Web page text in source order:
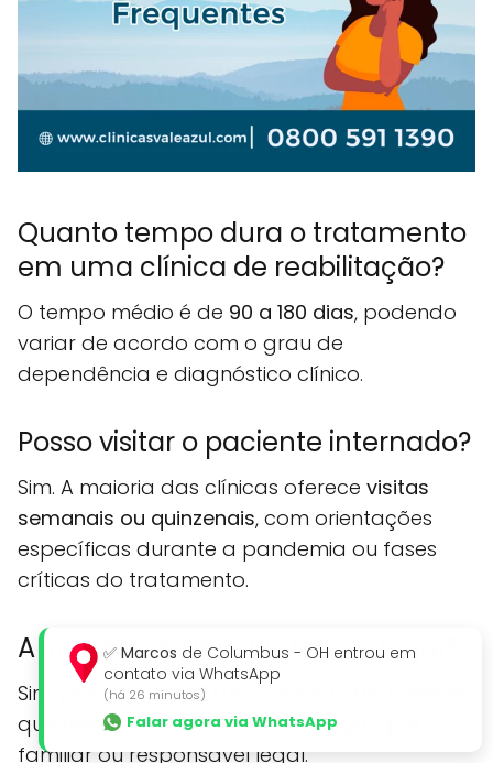
Quanto tempo dura o tratamento
em uma clínica de reabilitação?
O tempo médio é de 90 a 180 dias, podendo
variar de acordo com o grau de
dependência e diagnóstico clínico.
Posso visitar o paciente internado?
Sim. A maioria das clínicas oferece visitas
semanais ou quinzenais, com orientações
específicas durante a pandemia ou fases
críticas do tratamento.
A internação involuntária é legal?
Sim, prevista por lei (Lei nº 13.840/2019), desde
que haja laudo médico e solicitação por
familiar ou responsável legal.
✅ Marcos de Columbus - OH entrou em
contato via WhatsApp
(há 26 minutos)
Falar agora via WhatsApp